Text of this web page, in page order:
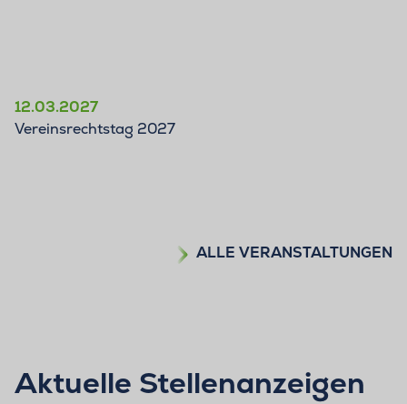
12.03.2027
Vereinsrechtstag 2027
ALLE VERANSTALTUNGEN
Aktuelle Stellenanzeigen